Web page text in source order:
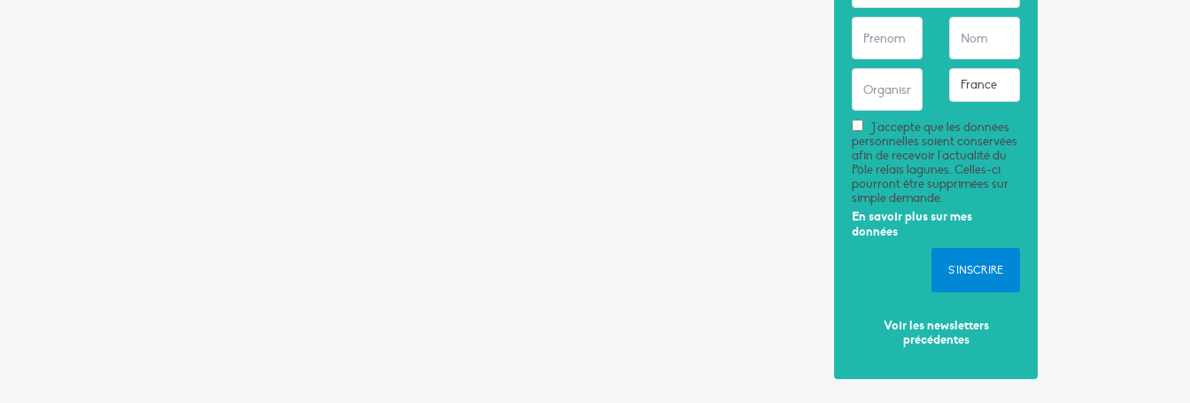
J'accepte que les données
personnelles soient conservées
afin de recevoir l'actualité du
Pôle relais lagunes. Celles-ci
pourront être supprimées sur
simple demande.
En savoir plus sur mes
données
S'INSCRIRE
Voir les newsletters
précédentes